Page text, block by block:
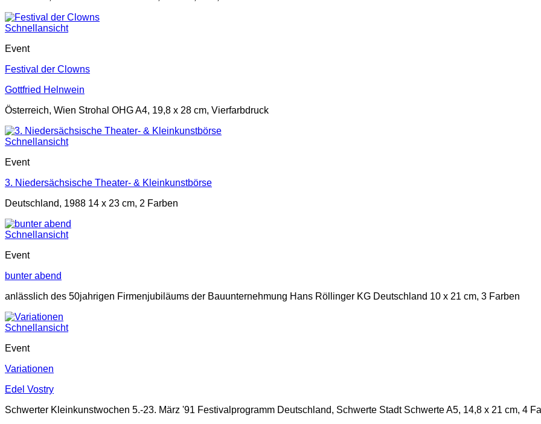
Schnellansicht
Event
Festival der Clowns
Gottfried Helnwein
Österreich, Wien Strohal OHG A4, 19,8 x 28 cm, Vierfarbdruck
Schnellansicht
Event
3. Niedersächsische Theater- & Kleinkunstbörse
Deutschland, 1988 14 x 23 cm, 2 Farben
Schnellansicht
Event
bunter abend
anlässlich des 50jahrigen Firmenjubiläums der Bauunternehmung Hans Röllinger KG Deutschland 10 x 21 cm, 3 Farben
Schnellansicht
Event
Variationen
Edel Vostry
Schwerter Kleinkunstwochen 5.-23. März '91 Festivalprogramm Deutschland, Schwerte Stadt Schwerte A5, 14,8 x 21 cm, 4